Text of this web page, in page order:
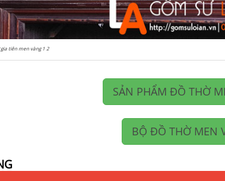
tiên men vàng 1 2
SẢN PHẨM ĐỒ THỜ
BỘ ĐỒ THỜ MEN